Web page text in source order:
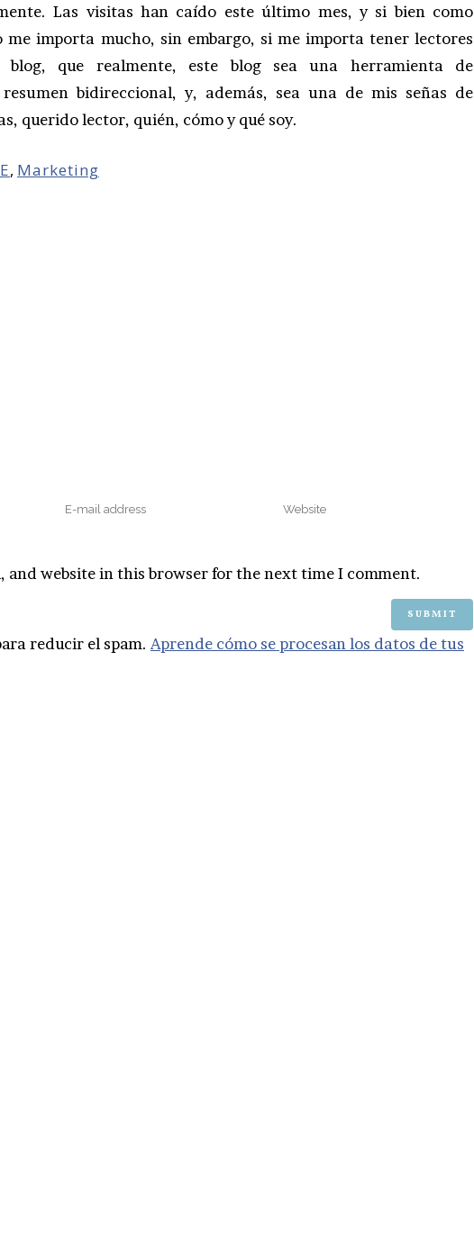
Las visitas han caído este último mes, y si bien como
me importa mucho, sin embargo, si me importa tener lectores
que realmente, este blog sea una herramienta de
bidireccional, y, además, sea una de mis señas de
querido lector, quién, cómo y qué soy.
, Marketing
and website in this browser for the next time I comment.
reducir el spam. Aprende cómo se procesan los datos de tus